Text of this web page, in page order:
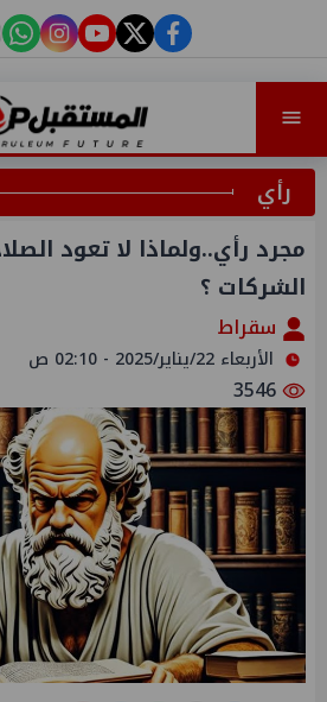
facebook
twitter
youtube
رأي
مجرد رأي..ولماذا لا تعود
الشركات ؟
سقراط
الأربعاء 22/يناير/2025 - 02:10 ص